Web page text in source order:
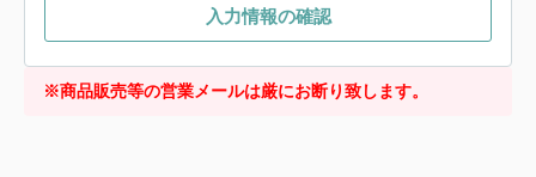
入力情報の確認
※商品販売等の営業メールは厳にお断り致します。